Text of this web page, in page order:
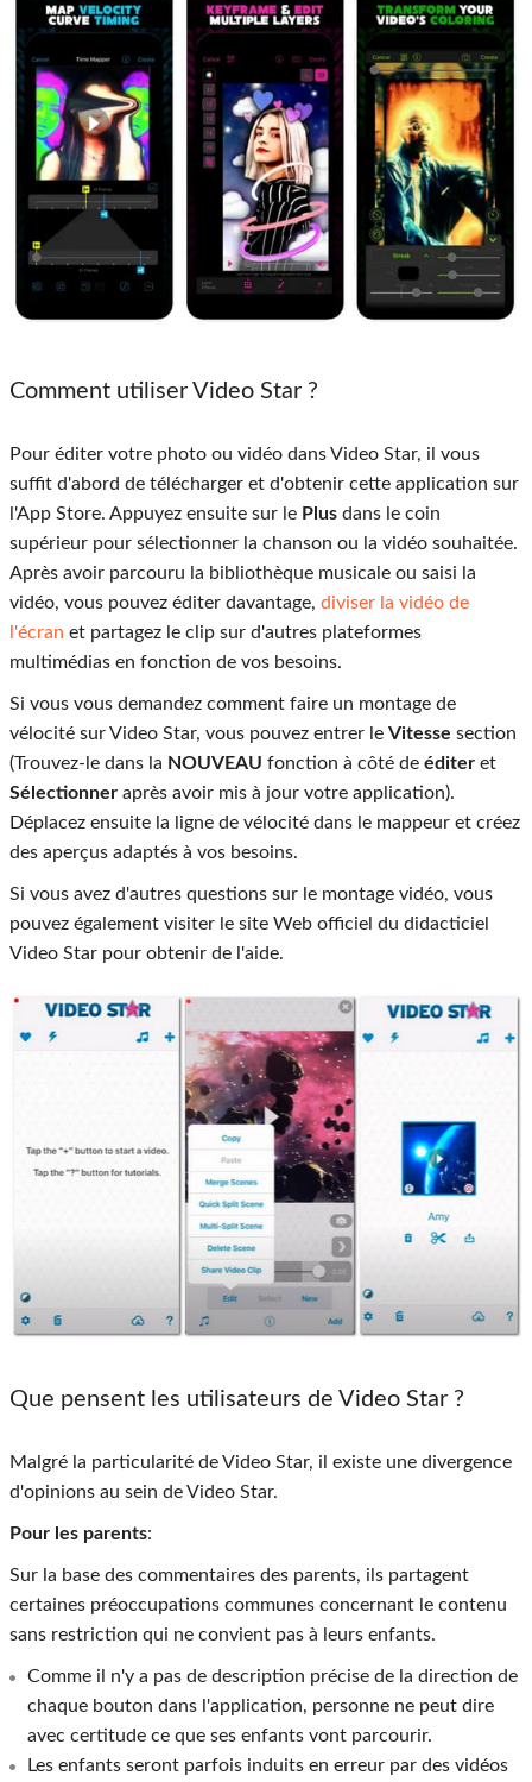
Comment utiliser Video Star ?
Pour éditer votre photo ou vidéo dans Video Star, il vous
suffit d'abord de télécharger et d'obtenir cette application sur
l'App Store. Appuyez ensuite sur le Plus dans le coin
supérieur pour sélectionner la chanson ou la vidéo souhaitée.
Après avoir parcouru la bibliothèque musicale ou saisi la
vidéo, vous pouvez éditer davantage, diviser la vidéo de
l'écran et partagez le clip sur d'autres plateformes
multimédias en fonction de vos besoins.
Si vous vous demandez comment faire un montage de
vélocité sur Video Star, vous pouvez entrer le Vitesse section
(Trouvez-le dans la NOUVEAU fonction à côté de éditer et
Sélectionner après avoir mis à jour votre application).
Déplacez ensuite la ligne de vélocité dans le mappeur et créez
des aperçus adaptés à vos besoins.
Si vous avez d'autres questions sur le montage vidéo, vous
pouvez également visiter le site Web officiel du didacticiel
Video Star pour obtenir de l'aide.
Que pensent les utilisateurs de Video Star ?
Malgré la particularité de Video Star, il existe une divergence
d'opinions au sein de Video Star.
Pour les parents:
Sur la base des commentaires des parents, ils partagent
certaines préoccupations communes concernant le contenu
sans restriction qui ne convient pas à leurs enfants.
Comme il n'y a pas de description précise de la direction de
chaque bouton dans l'application, personne ne peut dire
avec certitude ce que ses enfants vont parcourir.
Les enfants seront parfois induits en erreur par des vidéos